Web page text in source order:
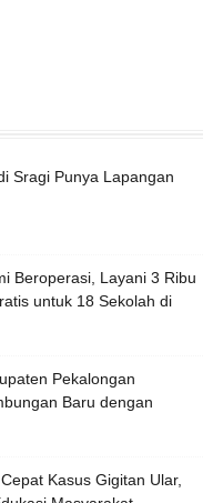
Sragi Punya Lapangan
Beroperasi, Layani 3 Ribu
untuk 18 Sekolah di
Pekalongan
Baru dengan
Kasus Gigitan Ular,